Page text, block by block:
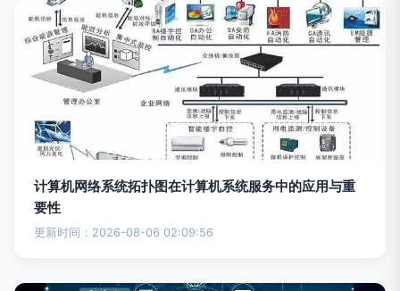
计算机网络系统拓扑图在计算机系统服务中的应用与重
要性
更新时间：2026-08-06 02:09:56